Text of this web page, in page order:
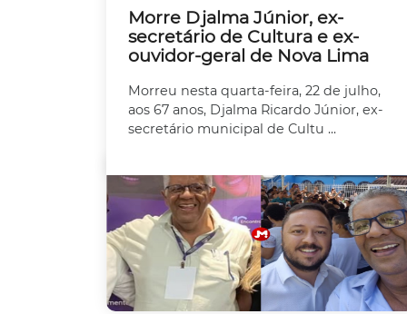
Morre Djalma Júnior, ex-
secretário de Cultura e ex-
ouvidor-geral de Nova Lima
Morreu nesta quarta-feira, 22 de julho,
aos 67 anos, Djalma Ricardo Júnior, ex-
secretário municipal de Cultu ...